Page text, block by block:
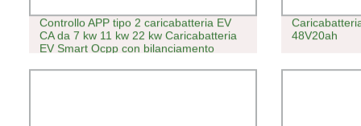
Controllo APP tipo 2 caricabatteria EV
CA da 7 kw 11 kw 22 kw Caricabatteria
EV Smart Ocpp con bilanciamento
48V20ah